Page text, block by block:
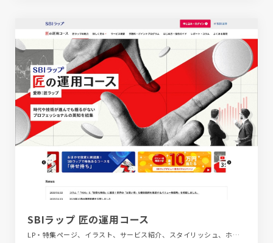
SBIラップ 匠の運用コース
LP・特集ページ、イラスト、サービス紹介、スタイリッシュ、ホワイト系、レッド系、大きめ写真、金融・法律・人材・専門職